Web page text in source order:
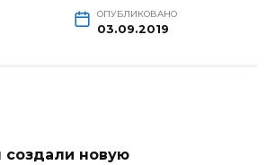
ОПУБЛИКОВАНО
03.09.2019
создали новую